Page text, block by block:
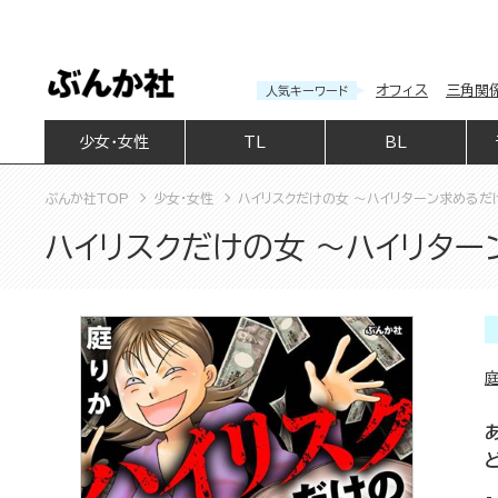
人気キーワード オフィス 三角関
少女・女性 BL
ぶんか社TOP 少女・女性 ハイリスクだけの女 ～ハイリターン求める
ハイリスクだけの女 ～ハイリタ